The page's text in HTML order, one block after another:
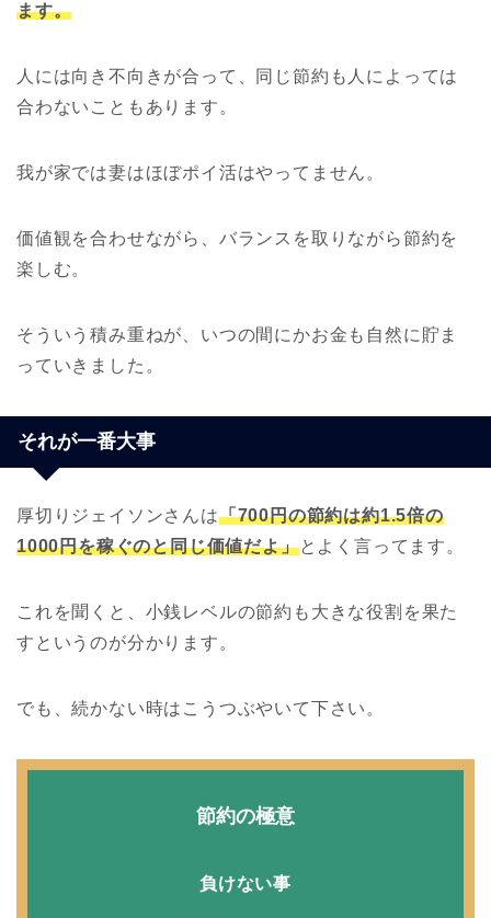
ます。
人には向き不向きが合って、同じ節約も人によっては
合わないこともあります。
我が家では妻はほぼポイ活はやってません。
価値観を合わせながら、バランスを取りながら節約を
楽しむ。
そういう積み重ねが、いつの間にかお金も自然に貯ま
っていきました。
それが一番大事
厚切りジェイソンさんは「700円の節約は約1.5倍の
1000円を稼ぐのと同じ価値だよ」とよく言ってます。
これを聞くと、小銭レベルの節約も大きな役割を果た
すというのが分かります。
でも、続かない時はこうつぶやいて下さい。
節約の極意
負けない事